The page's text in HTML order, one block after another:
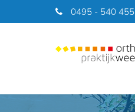
0495 - 540 455